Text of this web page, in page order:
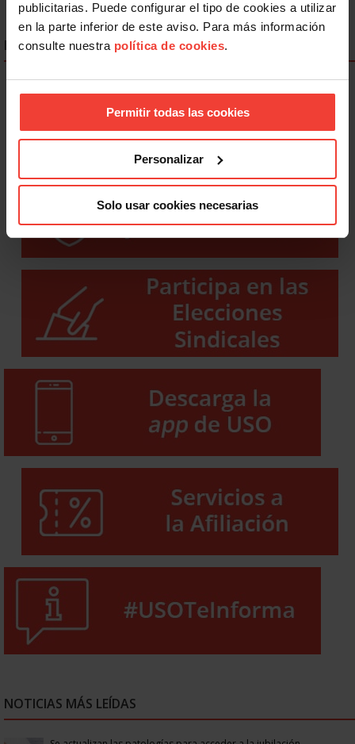
publicitarias. Puede configurar el tipo de cookies a utilizar
en la parte inferior de este aviso. Para más información
consulte nuestra política de cookies.
Permitir todas las cookies
Personalizar
Solo usar cookies necesarias
ENLACES DESTACADOS
NOTICIAS MÁS LEÍDAS